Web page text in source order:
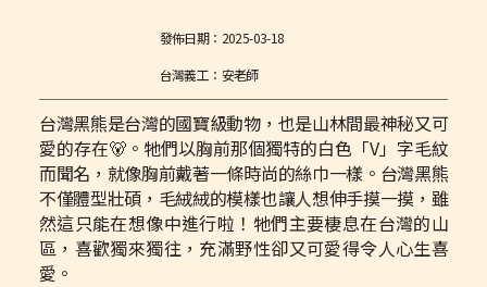
發佈日期： 2025-03-18
台灣義工：安老師
台灣黑熊是台灣的國寶級動物，也是山林間最神秘又可
愛的存在🐻。牠們以胸前那個獨特的白色「V」字毛紋
而聞名，就像胸前戴著一條時尚的絲巾一樣。台灣黑熊
不僅體型壯碩，毛絨絨的模樣也讓人想伸手摸一摸，雖
然這只能在想像中進行啦！牠們主要棲息在台灣的山
區，喜歡獨來獨往，充滿野性卻又可愛得令人心生喜
愛。